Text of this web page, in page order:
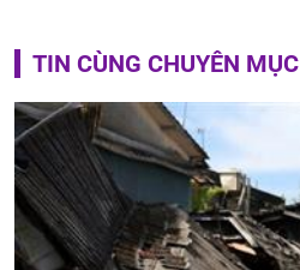
TIN CÙNG CHUYÊN MỤC